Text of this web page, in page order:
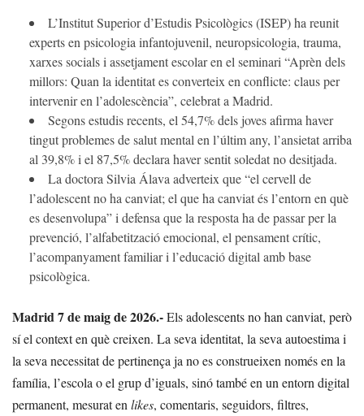
L’Institut Superior d’Estudis Psicològics (ISEP) ha reunit
experts en psicologia infantojuvenil, neuropsicologia, trauma,
xarxes socials i assetjament escolar en el seminari “Aprèn dels
millors: Quan la identitat es converteix en conflicte: claus per
intervenir en l’adolescència”, celebrat a Madrid.
Segons estudis recents, el 54,7% dels joves afirma haver
tingut problemes de salut mental en l’últim any, l’ansietat arriba
al 39,8% i el 87,5% declara haver sentit soledat no desitjada.
La doctora Silvia Álava adverteix que “el cervell de
l’adolescent no ha canviat; el que ha canviat és l’entorn en què
es desenvolupa” i defensa que la resposta ha de passar per la
prevenció, l’alfabetització emocional, el pensament crític,
l’acompanyament familiar i l’educació digital amb base
psicològica.
Madrid 7 de maig de 2026.-Els adolescents no han canviat, però
sí el context en què creixen. La seva identitat, la seva autoestima i
la seva necessitat de pertinença ja no es construeixen només en la
família, l’escola o el grup d’iguals, sinó també en un entorn digital
permanent, mesurat en likes, comentaris, seguidors, filtres,